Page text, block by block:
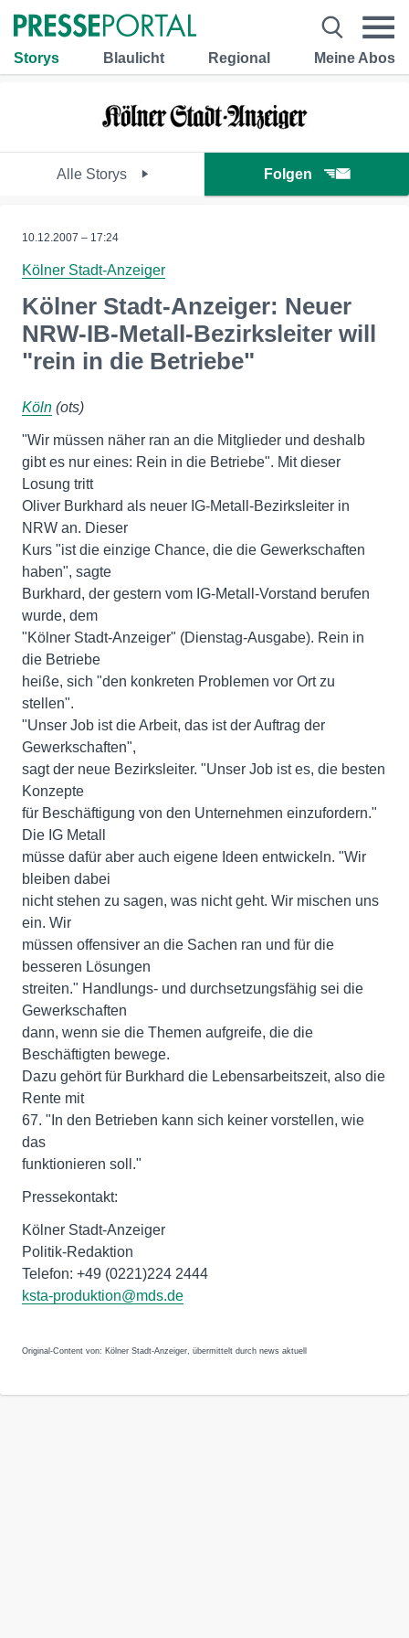
Storys Blaulicht Regional Meine Abos
Alle Storys Folgen
10.12.2007 – 17:24
Kölner Stadt-Anzeiger
Kölner Stadt-Anzeiger: Neuer
NRW-IB-Metall-Bezirksleiter will
"rein in die Betriebe"
Köln (ots)
"Wir müssen näher ran an die Mitglieder und deshalb
gibt es nur eines: Rein in die Betriebe". Mit dieser
Losung tritt
Oliver Burkhard als neuer IG-Metall-Bezirksleiter in
NRW an. Dieser
Kurs "ist die einzige Chance, die die Gewerkschaften
haben", sagte
Burkhard, der gestern vom IG-Metall-Vorstand berufen
wurde, dem
"Kölner Stadt-Anzeiger" (Dienstag-Ausgabe). Rein in
die Betriebe
heiße, sich "den konkreten Problemen vor Ort zu
stellen".
"Unser Job ist die Arbeit, das ist der Auftrag der
Gewerkschaften",
sagt der neue Bezirksleiter. "Unser Job ist es, die besten
Konzepte
für Beschäftigung von den Unternehmen einzufordern."
Die IG Metall
müsse dafür aber auch eigene Ideen entwickeln. "Wir
bleiben dabei
nicht stehen zu sagen, was nicht geht. Wir mischen uns
ein. Wir
müssen offensiver an die Sachen ran und für die
besseren Lösungen
streiten." Handlungs- und durchsetzungsfähig sei die
Gewerkschaften
dann, wenn sie die Themen aufgreife, die die
Beschäftigten bewege.
Dazu gehört für Burkhard die Lebensarbeitszeit, also die
Rente mit
67. "In den Betrieben kann sich keiner vorstellen, wie
das
funktionieren soll."
Pressekontakt:
Kölner Stadt-Anzeiger
Politik-Redaktion
Telefon: +49 (0221)224 2444
ksta-produktion@mds.de
Original-Content von: Kölner Stadt-Anzeiger, übermittelt durch news aktuell